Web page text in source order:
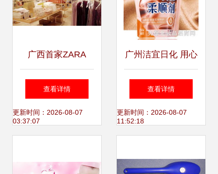
广西首家ZARA
HOME家居护理用
品店盛大开业，引
查看详情
更新时间：2026-08-07
03:37:07
广州洁宜日化 用心
呵护每一个家，全
球家居健康护理的
查看详情
更新时间：2026-08-07
11:52:18